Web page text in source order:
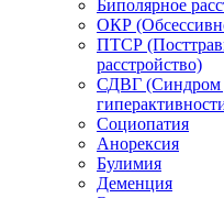
Биполярное
ОКР
ПТСР
расстройство)
СДВГ (Синдром
Социопатия
Анорексия
Булимия
Деменция